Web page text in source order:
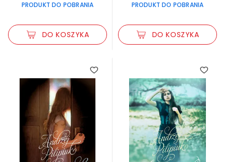
PRODUKT DO POBRANIA
DO KOSZYKA
PRODUKT DO POBRANIA
DO KOSZYKA